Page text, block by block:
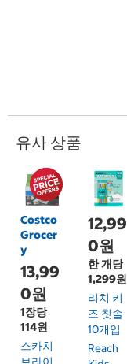
유사 상품
Costco
Grocer
y
13,99
0원
1장당
114원
스카치
12,99
0원
한 개당
1,299원
리치 키
즈 칫솔
10개입
Reach